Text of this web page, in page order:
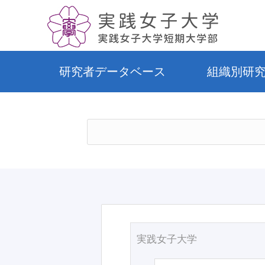
研究者データベース 組織別研
実践女子大学